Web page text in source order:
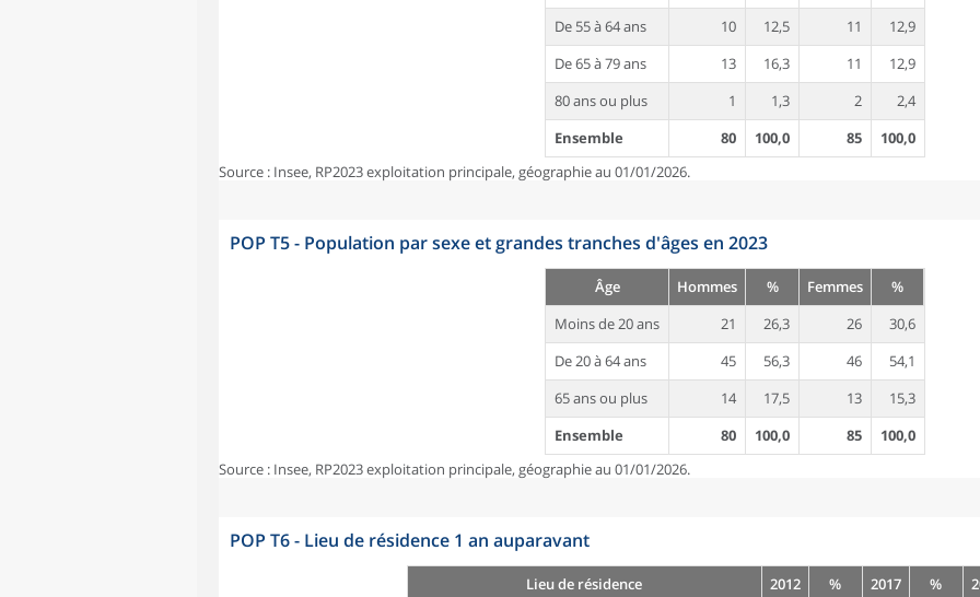
De 55 à 64 ans
10 12,5 11
12,9
De 65 à 79 ans
13 16,3 11
12,9
80 ans ou plus
1 1,3 2
2,4
Ensemble
80 100,0 85
100,0
Source : Insee, RP2023 exploitation principale, géographie au 01/01/2026.
POP T5 - Population par sexe et grandes tranches d'âges en 2023
Âge Hommes % Femmes
%
Moins de 20 ans
21 26,3 26
30,6
De 20 à 64 ans
45 56,3 46
54,1
65 ans ou plus
14 17,5 13
15,3
Ensemble
80 100,0 85
100,0
Source : Insee, RP2023 exploitation principale, géographie au 01/01/2026.
POP T6 - Lieu de résidence 1 an auparavant
Lieu de résidence 2012 % 2017 %